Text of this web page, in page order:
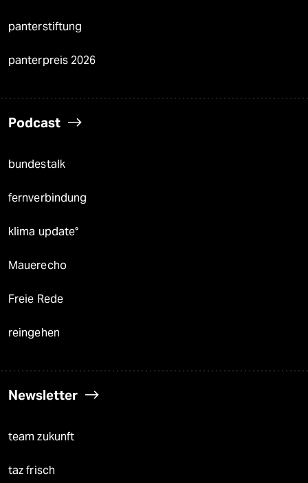
panterstiftung
panterpreis 2026
Podcast
bundestalk
fernverbindung
klima update°
Mauerecho
Freie Rede
reingehen
Newsletter
team zukunft
taz frisch